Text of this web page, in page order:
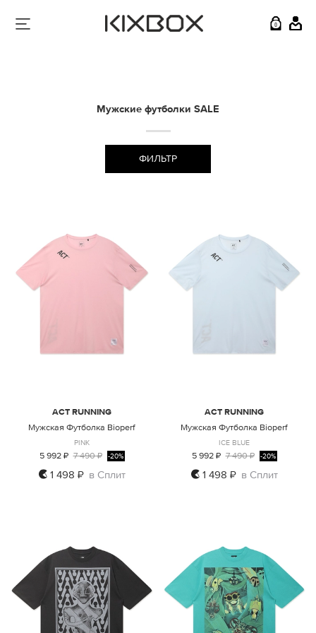
0
Мужские футболки SALE
ФИЛЬТР
S L XL
ACT RUNNING
Мужская Футболка Bioperf
PINK
5 992 ₽ 7 490 ₽ -20%
1 498 ₽ в Сплит S M L XL
ACT RUNNING
Мужская Футболка Bioperf
ICE BLUE
5 992 ₽ 7 490 ₽ -20%
1 498 ₽ в Сплит